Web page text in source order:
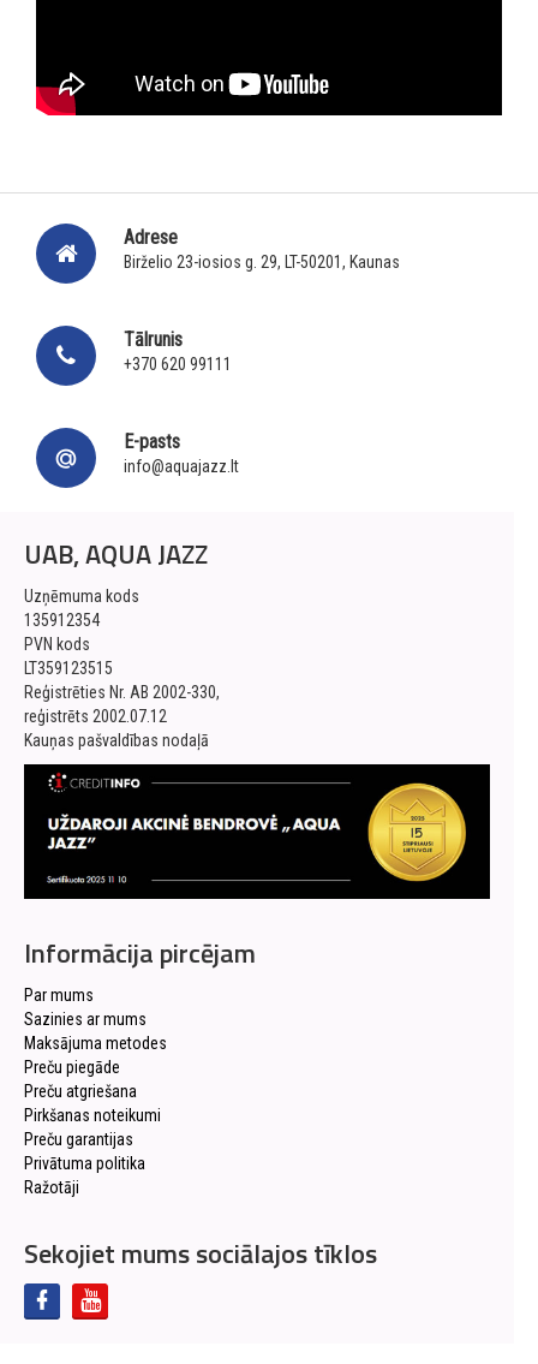
Adrese
Birželio 23-iosios g. 29, LT-50201, Kaunas
Tālrunis
+370 620 99111
E-pasts
info@aquajazz.lt
UAB, AQUA JAZZ
Uzņēmuma kods
135912354
PVN kods
LT359123515
Reģistrēties Nr. AB 2002-330,
reģistrēts 2002.07.12
Kauņas pašvaldības nodaļā
Informācija pircējam
Par mums
Sazinies ar mums
Maksājuma metodes
Preču piegāde
Preču atgriešana
Pirkšanas noteikumi
Preču garantijas
Privātuma politika
Ražotāji
Sekojiet mums sociālajos tīklos